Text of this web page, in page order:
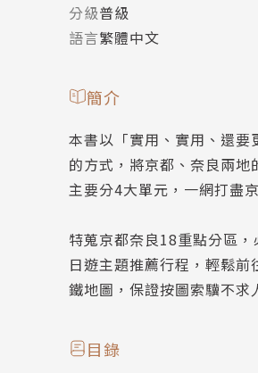
分級普級
語言繁體中文
簡介
本書以「實用、實用、還
的方式，將京都、奈良兩
主要分4大單元，一網打盡
特蒐京都奈良18重點分區
日遊主題推薦行程，輕鬆
鐵地圖，保證按圖索驥不求
目錄